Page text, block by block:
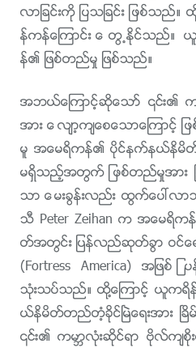
လာျခင္းကို ျပသျခင္း ျဖစ္သ
န္ကန္ေၾကာင္း ေတြ႕ႏိုင္သည္။
န္၏ ျဖစ္တည္မႈ ျဖစ္သည္။
အဘယ္ေၾကာင့္ဆိုေသာ္ ၎၏ ကမာ
အား ေလ်ာ့က်ေစေသာေၾကာင့္
မူ အေမရိကန္၏ ပိုင္နက္နယ္နိမိတ္သ
မရွိသည့္အတြက္ ျဖစ္တည္မႈအား
သာ ေမးခြန္းလည္း ထြက္ေပၚ
သီ Peter Zeihan က အေမ
တ္အတြင္း ျပန္လည္ဆုတ္ခြာ ဝင္ေ
(Fortress America) အျဖစ္
သုံးသပ္သည္။ ထို႔ေၾကာင့္ ယူကရိ
ယ္နိမိတ္တည္တံ့ခိုင္ၿမဲေရးအား ၿ
၎၏ ကမာၻလုံးဆိုင္ရာ ဗိုလ္က်စိုးမိုး